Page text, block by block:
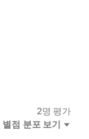
리번거릴 시간
2명 평가
별점 분포 보기